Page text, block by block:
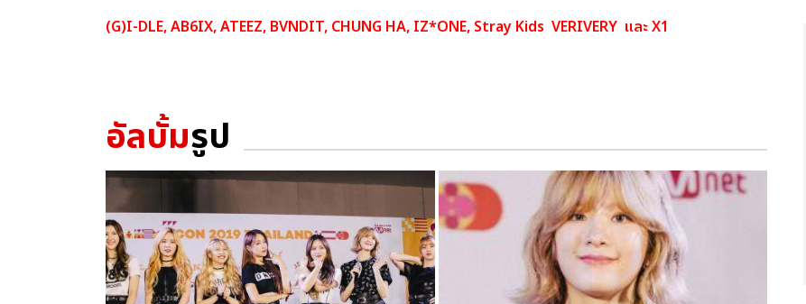
(G)I-DLE, AB6IX, ATEEZ, BVNDIT, CHUNG HA, IZ*ONE, Stray Kids VERIVERY และ X1
อัลบั้มรูป